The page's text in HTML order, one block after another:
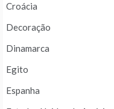
Croácia
Decoração
Dinamarca
Egito
Espanha